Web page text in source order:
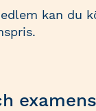
kan du